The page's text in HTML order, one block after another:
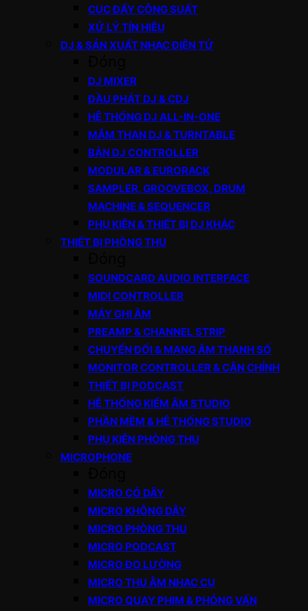
CỤC ĐẨY CÔNG SUẤT
XỬ LÝ TÍN HIỆU
DJ & SẢN XUẤT NHẠC ĐIỆN TỬ
DJ MIXER
ĐẦU PHÁT DJ & CDJ
HỆ THỐNG DJ ALL-IN-ONE
MÂM THAN DJ & TURNTABLE
BÀN DJ CONTROLLER
MODULAR & EURORACK
SAMPLER, GROOVEBOX, DRUM
MACHINE & SEQUENCER
PHỤ KIỆN & THIẾT BỊ DJ KHÁC
THIẾT BỊ PHÒNG THU
SOUNDCARD AUDIO INTERFACE
MIDI CONTROLLER
MÁY GHI ÂM
PREAMP & CHANNEL STRIP
CHUYỂN ĐỔI & MẠNG ÂM THANH SỐ
MONITOR CONTROLLER & CÂN CHỈNH
THIẾT BỊ PODCAST
HỆ THỐNG KIỂM ÂM STUDIO
PHẦN MỀM & HỆ THỐNG STUDIO
PHỤ KIỆN PHÒNG THU
MICROPHONE
MICRO CÓ DÂY
MICRO KHÔNG DÂY
MICRO PHÒNG THU
MICRO PODCAST
MICRO ĐO LƯỜNG
MICRO THU ÂM NHẠC CỤ
MICRO QUAY PHIM & PHỎNG VẤN